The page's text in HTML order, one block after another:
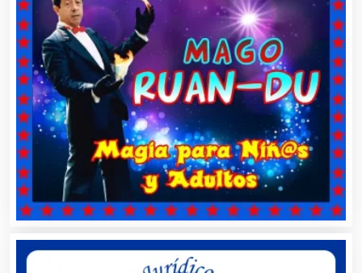
Basculas
Bebidas
Belleza
Bordados y Estampados
Boutiques